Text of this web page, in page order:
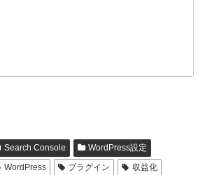
Search Console
WordPress設定
WordPress プラグイン 収益化